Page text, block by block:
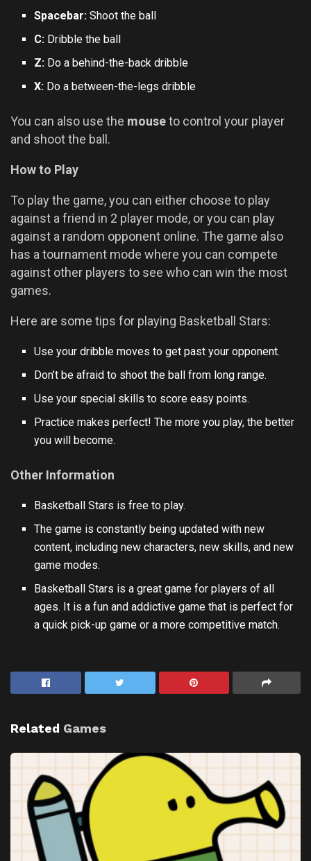
Spacebar: Shoot the ball
C: Dribble the ball
Z: Do a behind-the-back dribble
X: Do a between-the-legs dribble
You can also use the mouseto control your player
and shoot the ball.
How to Play
To play the game, you can either choose to play
against a friend in 2 player mode, or you can play
against a random opponent online. The game also
has a tournament mode where you can compete
against other players to see who can win the most
games.
Here are some tips for playing Basketball Stars:
Use your dribble moves to get past your opponent.
Don’t be afraid to shoot the ball from long range.
Use your special skills to score easy points.
Practice makes perfect! The more you play, the better
you will become.
Other Information
Basketball Stars is free to play.
The game is constantly being updated with new
content, including new characters, new skills, and new
game modes.
Basketball Stars is a great game for players of all
ages. It is a fun and addictive game that is perfect for
a quick pick-up game or a more competitive match.
Related Games